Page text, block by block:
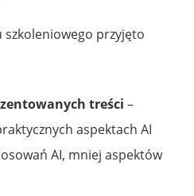
przyjęto
treści –
aspektach AI
AI, mniej aspektów